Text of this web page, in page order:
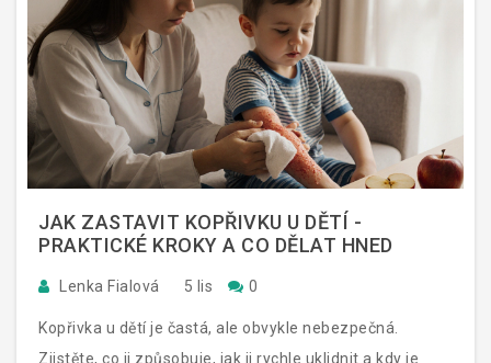
JAK ZASTAVIT KOPŘIVKU U DĚTÍ -
PRAKTICKÉ KROKY A CO DĚLAT HNED
Lenka Fialová 5 lis 0
Kopřivka u dětí je častá, ale obvykle nebezpečná.
Zjistěte, co ji způsobuje, jak ji rychle uklidnit a kdy je